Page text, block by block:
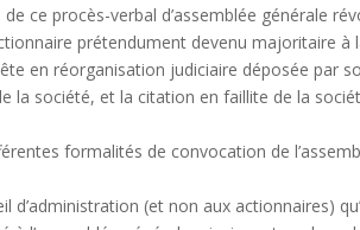
ce procès-verbal d’assemblée générale
prétendument devenu majoritaire à
en réorganisation judiciaire déposée par
la société, et la citation en faillite de la
formalités de convocation de
d’administration (et non aux actionnaires)